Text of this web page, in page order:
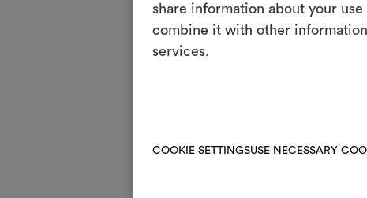
share information about your
combine it with other
services.
COOKIE SETTINGSUSE NECESSARY
I Auf
& Wir